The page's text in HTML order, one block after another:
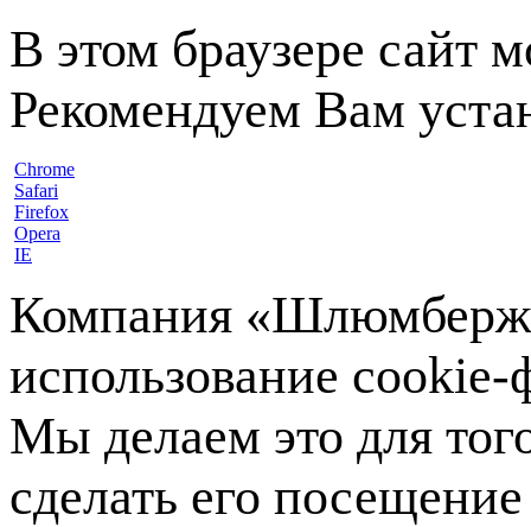
В этом браузере сайт
Рекомендуем Вам
Chrome
Safari
Firefox
Opera
IE
Компания
использование
Мы делаем это для
сделать его